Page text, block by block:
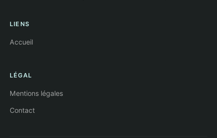
LIENS
Accueil
LÉGAL
Mentions légales
Contact